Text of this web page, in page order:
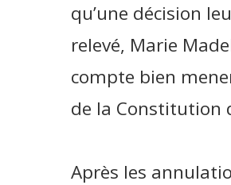
qu’une décision
relevé, Marie
compte bien
de la Constitution
Après les